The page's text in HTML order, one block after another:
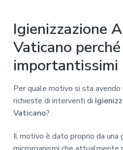
Igienizzazione
Vaticano
importantissimi
Per quale motivo si sta
richieste di interventi di
Vaticano?
Il motivo è dato proprio da una